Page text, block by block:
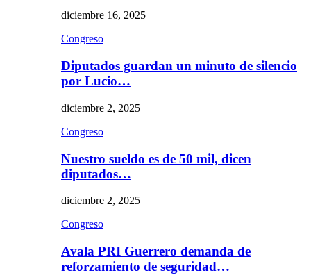
diciembre 16, 2025
Congreso
Diputados guardan un minuto de silencio
por Lucio…
diciembre 2, 2025
Congreso
Nuestro sueldo es de 50 mil, dicen
diputados…
diciembre 2, 2025
Congreso
Avala PRI Guerrero demanda de
reforzamiento de seguridad…